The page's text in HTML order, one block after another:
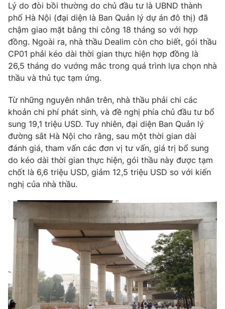
Nhân vật
Khán giả
Giải sao mai
Điện ảnh
Âm nhạc
Sao
Đời sống
Du lịch
Làm đẹp
Chất lượng cuộc sống
Giáo dục
Tuyển sinh
Học trực tuyến
Công nghệ
Sản phẩm
Thị trường
Tư vấn
Giao lưu trực tuyến
Lịch phát sóng
Chuyên mục khác
Emagazine
Photo Infographic
Video Shorts video
VTV Money VTV Thể thao
VTV Sức khoẻ Bất động sản
Lý do đòi bồi thường do chủ đầu tư là UBND thành
phố Hà Nội (đại diện là Ban Quản lý dự án đô thị) đã
chậm giao mặt bằng thi công 18 tháng so với hợp
đồng. Ngoài ra, nhà thầu Dealim còn cho biết, gói thầu
CP01 phải kéo dài thời gian thực hiện hợp đồng là
26,5 tháng do vướng mắc trong quá trình lựa chọn nhà
thầu và thủ tục tạm ứng.
Từ những nguyên nhân trên, nhà thầu phải chi các
khoản chi phí phát sinh, và đề nghị phía chủ đầu tư bổ
sung 19,1 triệu USD. Tuy nhiên, đại diện Ban Quản lý
đường sắt Hà Nội cho rằng, sau một thời gian dài
đánh giá, tham vấn các đơn vị tư vấn, giá trị bổ sung
do kéo dài thời gian thực hiện, gói thầu này được tạm
chốt là 6,6 triệu USD, giảm 12,5 triệu USD so với kiến
nghị của nhà thầu.